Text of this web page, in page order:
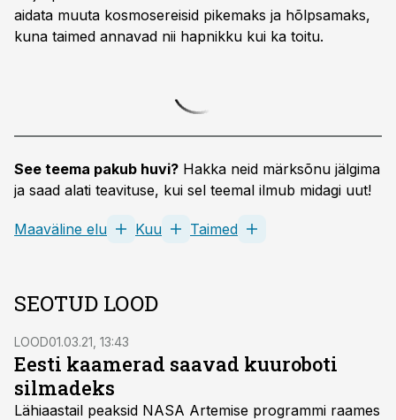
aidata muuta kosmosereisid pikemaks ja hõlpsamaks,
kuna taimed annavad nii hapnikku kui ka toitu.
See teema pakub huvi? Hakka neid märksõnu jälgima
ja saad alati teavituse, kui sel teemal ilmub midagi uut!
Maaväline elu Kuu Taimed
SEOTUD LOOD
LOOD01.03.21, 13:43
Eesti kaamerad saavad kuuroboti
silmadeks
Lähiaastail peaksid NASA Artemise programmi raames